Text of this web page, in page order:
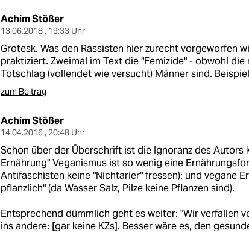
Achim Stößer
13.06.2018 , 19:33 Uhr
Grotesk. Was den Rassisten hier zurecht vorgeworfen
praktiziert. Zweimal im Text die "Femizide" - obwohl
Totschlag (vollendet wie versucht) Männer sind.
zum Beitrag
Achim Stößer
14.04.2016 , 20:48 Uhr
Schon über der Überschrift ist die Ignoranz des Autors
Ernährung" Veganismus ist so wenig eine
Antifaschisten keine "Nichtarier" fressen); und vegane
pflanzlich" (da Wasser Salz, Pilze keine Pflanzen sind).
Entsprechend dümmlich geht es weiter: "Wir verfallen
ins andere: [gar keine KZs]. Besser wäre es, den